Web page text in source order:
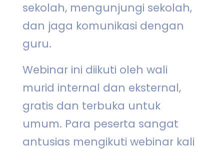
sekolah, mengunjungi sekolah,
dan jaga komunikasi dengan
guru.
Webinar ini diikuti oleh wali
murid internal dan eksternal,
gratis dan terbuka untuk
umum. Para peserta sangat
antusias mengikuti webinar kali